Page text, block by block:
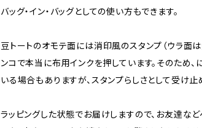
バッグ・イン・バッグとしての使い方もできます。
豆トートのオモテ面には消印風のスタンプ（ウラ面は
ンコで本当に布用インクを押しています。そのため、
いる場合もありますが、スタンプらしさとして受け止
ラッピングした状態でお届けしますので、お友達など